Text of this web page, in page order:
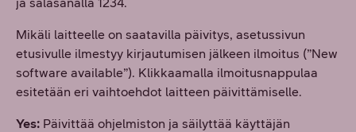
Mikäli laitteelle on saatavilla päivitys, asetussivun
etusivulle ilmestyy kirjautumisen jälkeen ilmoitus (”New
software available”). Klikkaamalla ilmoitusnappulaa
esitetään eri vaihtoehdot laitteen päivittämiselle.
Yes: Päivittää ohjelmiston ja säilyttää käyttäjän